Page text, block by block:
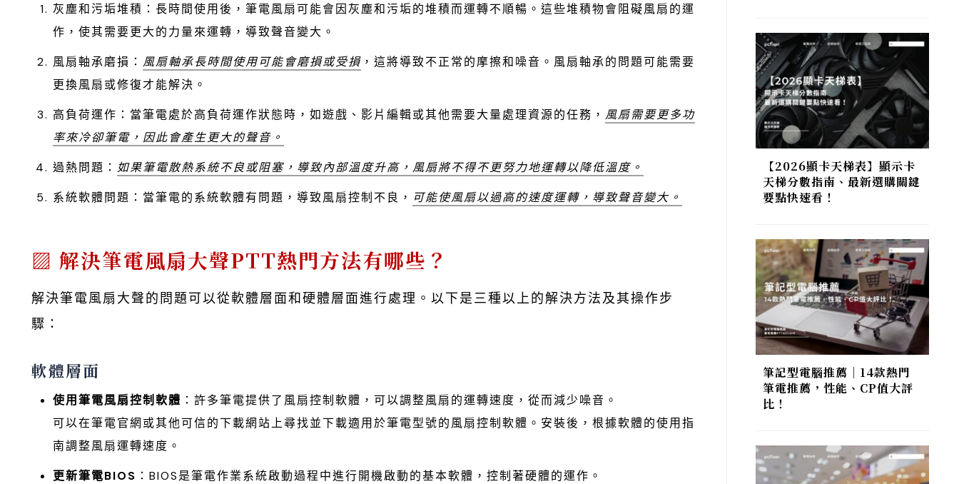
灰塵和污垢堆積：長時間使用後，筆電風扇可能會因灰塵和污垢的堆積而運轉不順暢。這些堆積物會阻礙風扇的運
作，使其需要更大的力量來運轉，導致聲音變大。
風扇軸承磨損： 風扇軸承長時間使用可能會磨損或受損 ，這將導致不正常的摩擦和噪音。風扇軸承的問題可能需要
更換風扇或修復才能解決。
高負荷運作：當筆電處於高負荷運作狀態時，如遊戲、影片編輯或其他需要大量處理資源的任務， 風扇需要更多功
率來冷卻筆電，因此會產生更大的聲音。
過熱問題： 如果筆電散熱系統不良或阻塞，導致內部溫度升高，風扇將不得不更努力地運轉以降低溫度。
系統軟體問題：當筆電的系統軟體有問題，導致風扇控制不良， 可能使風扇以過高的速度運轉，導致聲音變大。
解決筆電風扇大聲PTT熱門方法有哪些？
解決筆電風扇大聲的問題可以從軟體層面和硬體層面進行處理。以下是三種以上的解決方法及其操作步
驟：
軟體層面
使用筆電風扇控制軟體 ：許多筆電提供了風扇控制軟體，可以調整風扇的運轉速度，從而減少噪音。
可以在筆電官網或其他可信的下載網站上尋找並下載適用於筆電型號的風扇控制軟體。安裝後，根據軟體的使用指
南調整風扇運轉速度。
更新筆電BIOS ：BIOS是筆電作業系統啟動過程中進行開機啟動的基本軟體，控制著硬體的運作。
【2026顯卡天梯表】顯示卡
天梯分數指南、最新選購關鍵
要點快速看！
筆記型電腦推薦｜14款熱門
筆電推薦，性能、CP值大評
比！